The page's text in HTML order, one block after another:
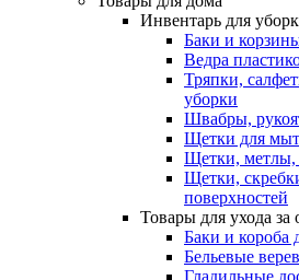
Инвентарь для
Баки и
Ведра
Тряпки,
уборки
Швабры,
Щетки для
Щетки, метлы,
Щетки,
поверхностей
Товары для ухода за
Баки и короба
Бельевые
Гладильные